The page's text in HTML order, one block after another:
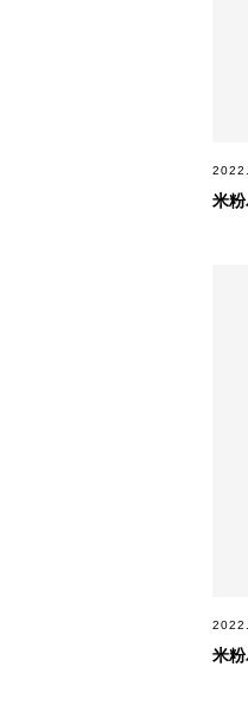
米
米